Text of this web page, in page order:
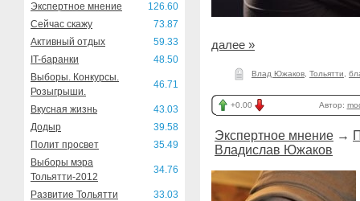
Экспертное мнение
126.60
Сейчас скажу
73.87
Активный отдых
59.33
IT-баранки
48.50
Выборы. Конкурсы.
Розыгрыши.
46.71
Вкусная жизнь
43.03
Додыр
39.58
Полит просвет
35.49
Выборы мэра
Тольятти-2012
34.76
Развитие Тольятти 33.03
далее »
Влад Южаков Тольятти
+0.00 Автор:
Экспертное мнение →
Владислав Южаков